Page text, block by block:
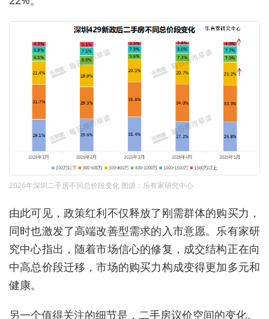
2026年深圳二手房不同总价段变化 图源：乐有家研究中心
由此可见，政策红利不仅释放了刚需群体的购买力，
同时也激发了高端改善型需求的入市意愿。乐有家研
究中心指出，随着市场信心的修复，成交结构正在向
中高总价段迁移，市场的购买力构成变得更加多元和
健康。
另一个值得关注的细节是，二手房议价空间的变化。